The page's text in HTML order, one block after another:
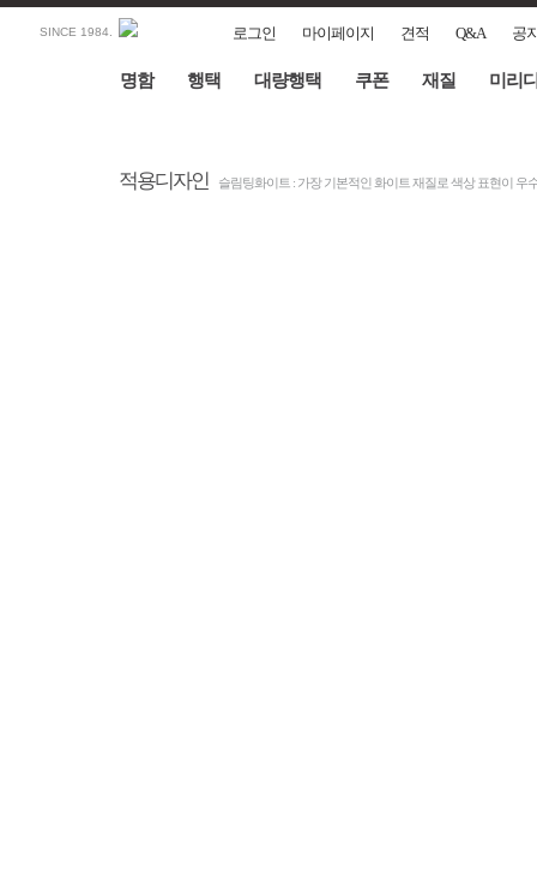
SINCE 1984. 로그인 마이페이지 견적 Q&A 공
명함 행택 대량행택 쿠폰 재질 미리
적용디자인 슬림팅화이트 : 가장 기본적인 화이트 재질로 색상 표현이 우